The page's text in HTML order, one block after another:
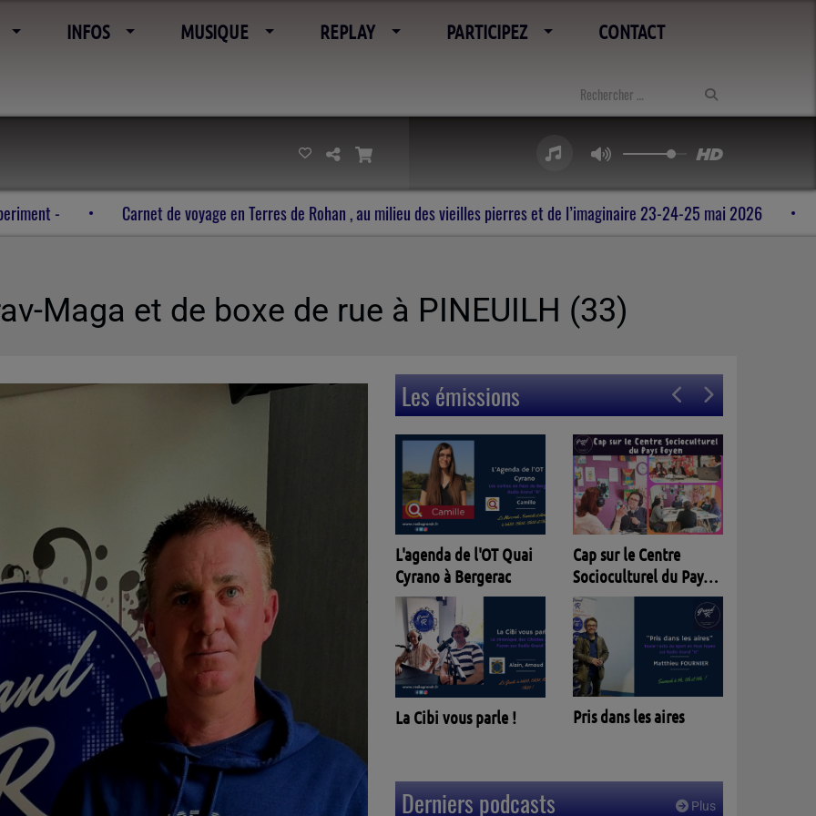
INFOS MUSIQUE REPLAY PARTICIPEZ CONTACT
- Intense combat experiment - Carnet de voyage en Terres de Rohan , au milieu des vieilles pierres et de l’imaginaire 23-
Maga et de boxe de rue à PINEUILH (33)
Les émissions
L'agenda de l'OT Quai
Cyrano à Bergerac
La Cibi vous parle !
Cap sur le Centre
Socioculturel du Pays
Foyen
Pris dans les aires
Plus
Derniers podcasts